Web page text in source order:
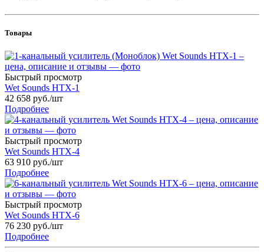
Товары
Быстрый просмотр
Wet Sounds HTX-1
42 658 руб./шт
Подробнее
Быстрый просмотр
Wet Sounds HTX-4
63 910 руб./шт
Подробнее
Быстрый просмотр
Wet Sounds HTX-6
76 230 руб./шт
Подробнее